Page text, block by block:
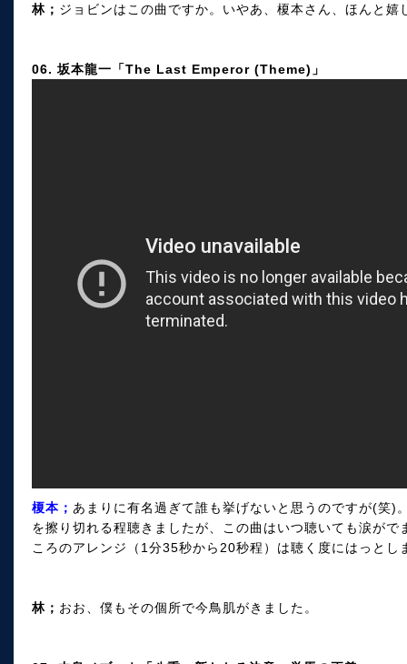
林； ジョビンはこの曲ですか。いやあ、榎本さん、ほんと嬉
06. 坂本龍一「The Last Emperor (Theme)」
榎本； あまりに有名過ぎて誰も挙げないと思うのですが(笑)
を擦り切れる程聴きましたが、この曲はいつ聴いても涙が
ころのアレンジ（1分35秒から20秒程）は聴く度にはっとし
林； おお、僕もその個所で今鳥肌がきました。